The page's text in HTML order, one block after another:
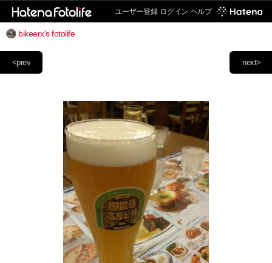
ユーザー登録 ログイン ヘルプ
bikeerx's fotolife
next>
<prev